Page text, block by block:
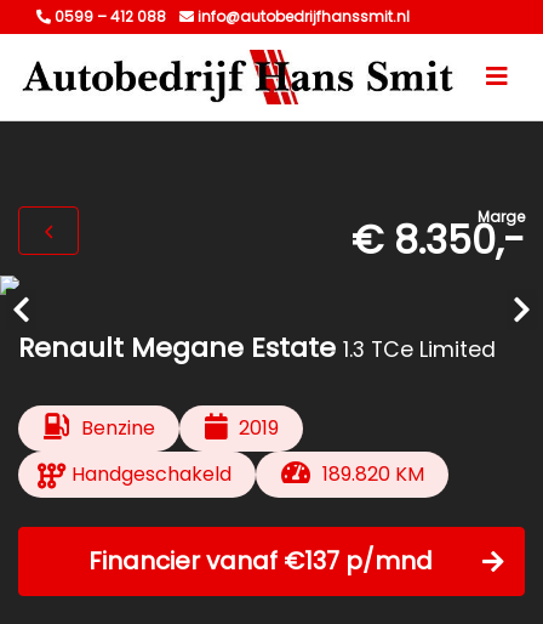
0599 – 412 088 info@autobedrijfhanssmit.nl
Marge
€ 8.350,-
Renault Megane Estate 1.3 TCe Limited
Benzine
2019
Handgeschakeld
189.820 KM
Financier vanaf €137 p/mnd